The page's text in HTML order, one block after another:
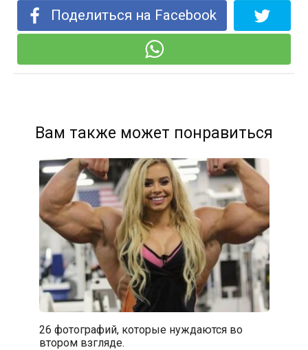
Поделиться на Facebook
Вам также может понравиться
26 фотографий, которые нуждаются во
втором взгляде.